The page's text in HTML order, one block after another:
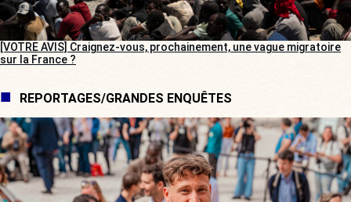
[VOTRE AVIS] Craignez-vous, prochainement, une vague migratoire
sur la France ?
REPORTAGES/GRANDES ENQUÊTES